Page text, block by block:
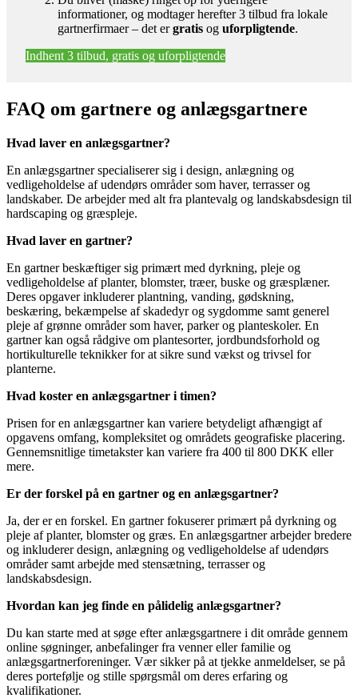
informationer, og modtager herefter 3 tilbud fra lokale
gartnerfirmaer – det ergratis og uforpligtende.
Indhent 3 tilbud, gratis og uforpligtende
FAQ om gartnere og anlægsgartnere
Hvad laver en anlægsgartner?
En anlægsgartner specialiserer sig i design, anlægning og
vedligeholdelse af udendørs områder som haver, terrasser og
landskaber. De arbejder med alt fra plantevalg og landskabsdesign til
hardscaping og græspleje.
Hvad laver en gartner?
En gartner beskæftiger sig primært med dyrkning, pleje og
vedligeholdelse af planter, blomster, træer, buske og græsplæner.
Deres opgaver inkluderer plantning, vanding, gødskning,
beskæring, bekæmpelse af skadedyr og sygdomme samt generel
pleje af grønne områder som haver, parker og planteskoler. En
gartner kan også rådgive om plantesorter, jordbundsforhold og
hortikulturelle teknikker for at sikre sund vækst og trivsel for
planterne.
Hvad koster en anlægsgartner i timen?
Prisen for en anlægsgartner kan variere betydeligt afhængigt af
opgavens omfang, kompleksitet og områdets geografiske placering.
Gennemsnitlige timetakster kan variere fra 400 til 800 DKK eller
mere.
Er der forskel på en gartner og en anlægsgartner?
Ja, der er en forskel. En gartner fokuserer primært på dyrkning og
pleje af planter, blomster og græs. En anlægsgartner arbejder bredere
og inkluderer design, anlægning og vedligeholdelse af udendørs
områder samt arbejde med stensætning, terrasser og
landskabsdesign.
Hvordan kan jeg finde en pålidelig anlægsgartner?
Du kan starte med at søge efter anlægsgartnere i dit område gennem
online søgninger, anbefalinger fra venner eller familie og
anlægsgartnerforeninger. Vær sikker på at tjekke anmeldelser, se på
deres portefølje og stille spørgsmål om deres erfaring og
kvalifikationer.